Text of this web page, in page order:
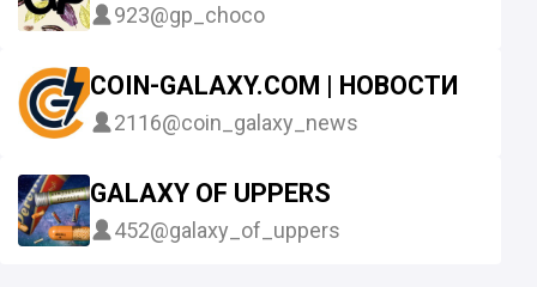
923@gp_choco
COIN-GALAXY.COM | НОВОСТИ
2116@coin_galaxy_news
GALAXY OF UPPERS
452@galaxy_of_uppers